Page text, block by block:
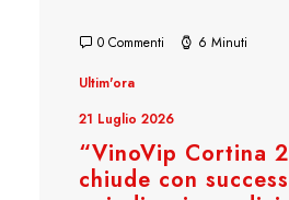
0 Commenti 6 Minuti
Ultim'ora
21 Luglio 2026
“VinoVip Cortina
chiude con